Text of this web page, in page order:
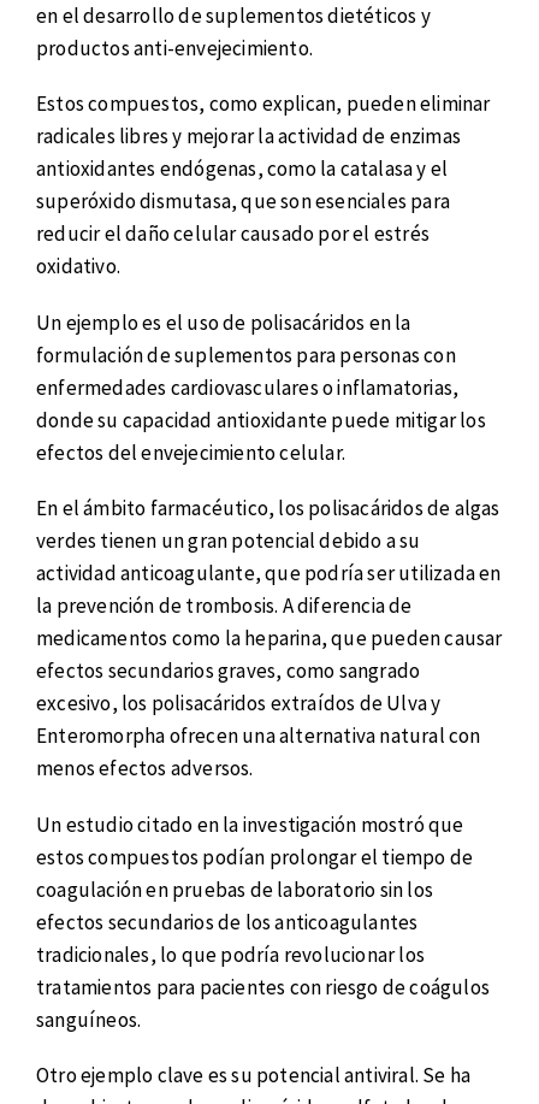
en el desarrollo de suplementos dietéticos y
productos anti-envejecimiento.
Estos compuestos, como explican, pueden eliminar
radicales libres y mejorar la actividad de enzimas
antioxidantes endógenas, como la catalasa y el
superóxido dismutasa, que son esenciales para
reducir el daño celular causado por el estrés
oxidativo.
Un ejemplo es el uso de polisacáridos en la
formulación de suplementos para personas con
enfermedades cardiovasculares o inflamatorias,
donde su capacidad antioxidante puede mitigar los
efectos del envejecimiento celular.
En el ámbito farmacéutico, los polisacáridos de algas
verdes tienen un gran potencial debido a su
actividad anticoagulante, que podría ser utilizada en
la prevención de trombosis. A diferencia de
medicamentos como la heparina, que pueden causar
efectos secundarios graves, como sangrado
excesivo, los polisacáridos extraídos de Ulva y
Enteromorpha ofrecen una alternativa natural con
menos efectos adversos.
Un estudio citado en la investigación mostró que
estos compuestos podían prolongar el tiempo de
coagulación en pruebas de laboratorio sin los
efectos secundarios de los anticoagulantes
tradicionales, lo que podría revolucionar los
tratamientos para pacientes con riesgo de coágulos
sanguíneos.
Otro ejemplo clave es su potencial antiviral. Se ha